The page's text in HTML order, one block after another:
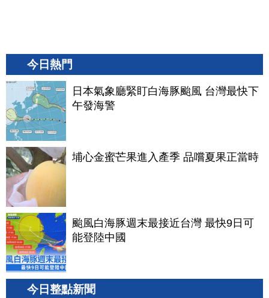
今日熱門
日本氣象廳緊盯白海豚颱風 台灣最快下
午發海警
埔心金蜜芒果進入產季 品嚐夏果正當時
颱風白海豚週末最接近台灣 最快9日可
能登陸中國
今日整點新聞